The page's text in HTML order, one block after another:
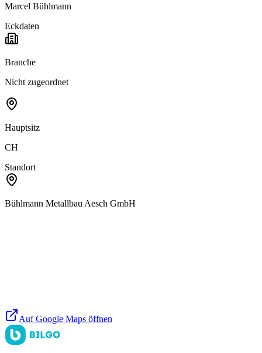
Marcel Bühlmann
Eckdaten
Branche
Nicht zugeordnet
Hauptsitz
CH
Standort
Bühlmann Metallbau Aesch GmbH
Auf Google Maps öffnen